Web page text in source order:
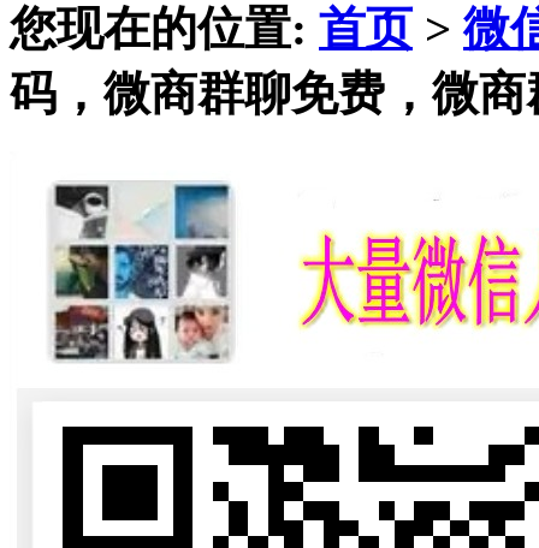
您现在的位置: 首页 >微
码，微商群聊免费，微